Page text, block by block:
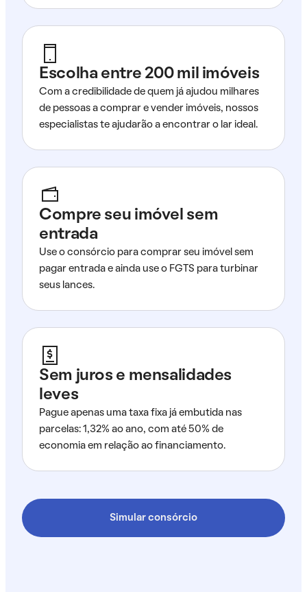
Escolha entre 200 mil imóveis
Com a credibilidade de quem já ajudou milhares
de pessoas a comprar e vender imóveis, nossos
especialistas te ajudarão a encontrar o lar ideal.
Compre seu imóvel sem
entrada
Use o consórcio para comprar seu imóvel sem
pagar entrada e ainda use o FGTS para turbinar
seus lances.
Sem juros e mensalidades
leves
Pague apenas uma taxa fixa já embutida nas
parcelas: 1,32% ao ano, com até 50% de
economia em relação ao financiamento.
Simular consórcio